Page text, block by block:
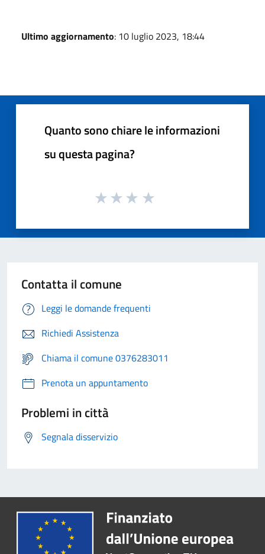
Ultimo aggiornamento: 10 luglio 2023, 18:44
Quanto sono chiare le informazioni
su questa pagina?
Contatta il comune
Leggi le domande frequenti
Richiedi Assistenza
Chiama il comune 0376283011
Prenota un appuntamento
Problemi in città
Segnala disservizio